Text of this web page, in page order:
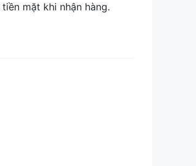
mặt khi nhận hàng.